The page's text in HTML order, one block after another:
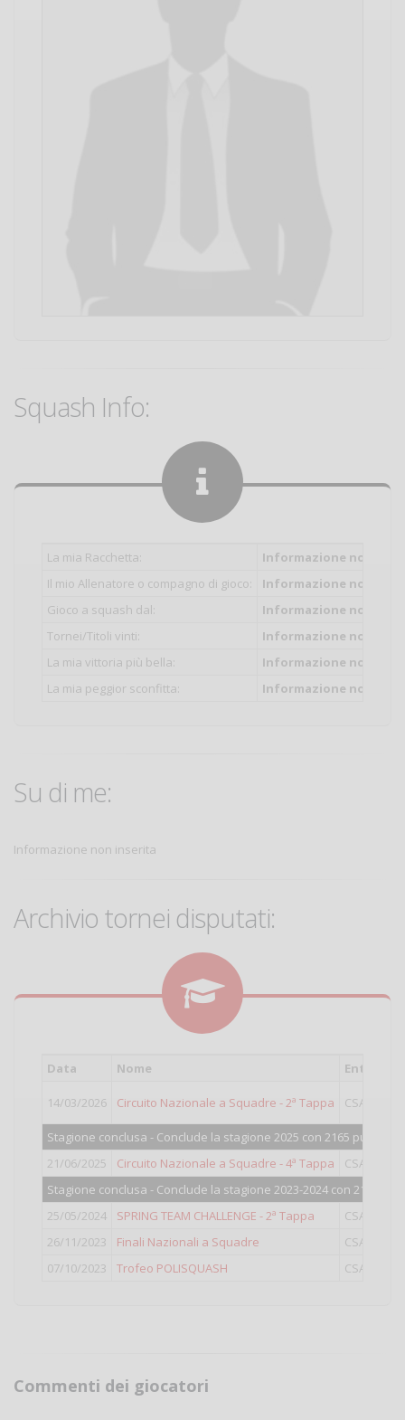
Squash Info:
La mia Racchetta:
Informazione non
Il mio Allenatore o compagno di gioco:
Informazione non
Gioco a squash dal:
Informazione non
Tornei/Titoli vinti:
Informazione non
La mia vittoria più bella:
Informazione non
La mia peggior sconfitta:
Informazione non
Su di me:
Informazione non inserita
Archivio tornei disputati:
Data Nome Ente
14/03/2026 Circuito Nazionale a Squadre - 2ª Tappa CSAIN
Stagione conclusa - Conclude la stagione 2025 con 2165 punti.
21/06/2025
Circuito Nazionale a Squadre - 4ª Tappa CSAIN
Stagione conclusa - Conclude la stagione 2023-2024 con 2175
25/05/2024
SPRING TEAM CHALLENGE - 2ª Tappa CSAIN
26/11/2023
Finali Nazionali a Squadre CSAIN
07/10/2023
Trofeo POLISQUASH CSAIN
Commenti dei giocatori